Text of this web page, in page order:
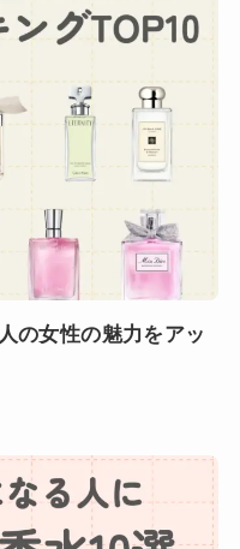
の女性の魅力をアッ